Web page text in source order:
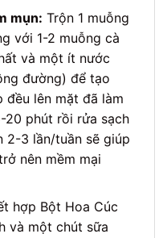
mụn: Trộn 1 muỗng
với 1-2 muỗng cà
và một ít nước
đường) để tạo
đều lên mặt đã làm
20 phút rồi rửa sạch
2-3 lần/tuần sẽ giúp
nên mềm mại
hợp Bột Hoa Cúc
và một chút sữa